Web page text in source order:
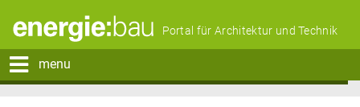
Portal für Architektur und Technik
menu